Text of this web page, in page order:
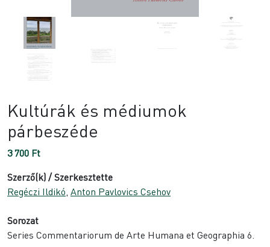
Kultúrák és médiumok
párbeszéde
3 700 Ft
Szerző(k) / Szerkesztette
Regéczi Ildikó, Anton Pavlovics Csehov
Sorozat
Series Commentariorum de Arte Humana et Geographia 6.